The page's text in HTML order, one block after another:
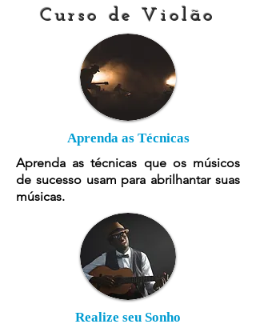
Curso de Violão
Aprenda as Técnicas
Aprenda as técnicas que os músicos
de sucesso usam para abrilhantar suas
músicas.
Realize seu Sonho